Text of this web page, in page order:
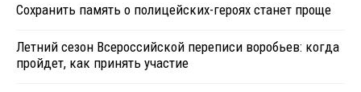
Сохранить память о полицейских-героях станет проще
Летний сезон Всероссийской переписи воробьев: когда
пройдет, как принять участие